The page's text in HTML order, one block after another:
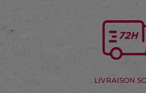
LIVRAISON